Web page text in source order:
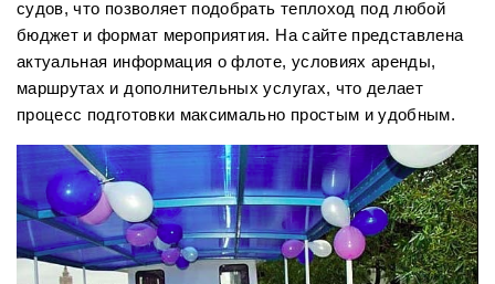
судов, что позволяет подобрать теплоход под любой
бюджет и формат мероприятия. На сайте представлена
актуальная информация о флоте, условиях аренды,
маршрутах и дополнительных услугах, что делает
процесс подготовки максимально простым и удобным.